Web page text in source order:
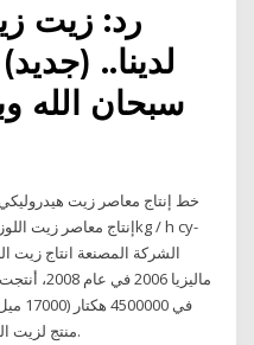
رد: زيت
سبحان الله
خط إنتاج معاصر زيت
منتج لزيت النخيل، وتوظف أكثر من 570,000 شخص.